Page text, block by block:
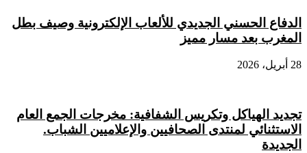
الدفاع الحسني الجديدي للألعاب الإلكترونية وصيف بطل
المغرب بعد مسار مميز
28 أبريل، 2026
تجديد الهياكل وتكريس الشفافية: مخرجات الجمع العام
الاستثنائي لمنتدى الصحافيين والإعلاميين الشباب.
الجديدة